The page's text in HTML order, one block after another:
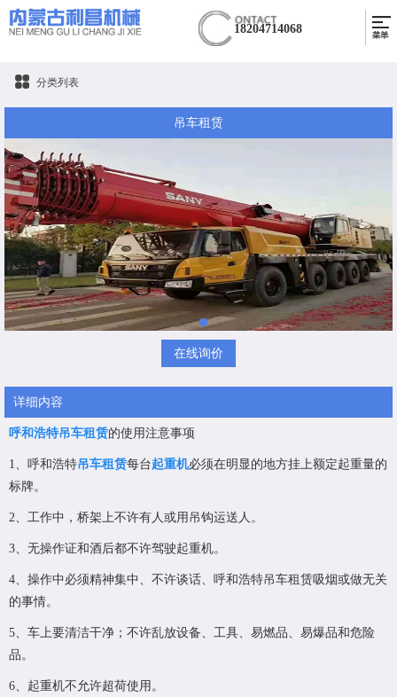
18204714068
分类列表
吊车租赁
在线询价
详细内容
呼和浩特吊车租赁的使用注意事项
1、呼和浩特吊车租赁每台起重机必须在明显的地方挂上额定起重量的
标牌。
2、工作中，桥架上不许有人或用吊钩运送人。
3、无操作证和酒后都不许驾驶起重机。
4、操作中必须精神集中、不许谈话、呼和浩特吊车租赁吸烟或做无关
的事情。
5、车上要清洁干净；不许乱放设备、工具、易燃品、易爆品和危险
品。
6、起重机不允许超荷使用。